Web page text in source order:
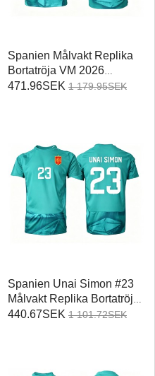
Spanien Målvakt Replika
Bortatröja VM 2026
Långärmad
471.96SEK 1 179.95SEK
Spanien Unai Simon #23
Målvakt Replika Bortatröja
VM 2026 Kortärmad
440.67SEK 1 101.72SEK